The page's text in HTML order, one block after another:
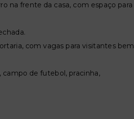
na frente da casa, com espaço para
com vagas para visitantes bem
campo de futebol, pracinha,